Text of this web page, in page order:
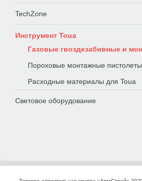
TechZone
Инструмент Toua
Газовые гвоздезабивные и
Пороховые монтажные пистолеты
Расходные материалы для Toua
Световое оборудование